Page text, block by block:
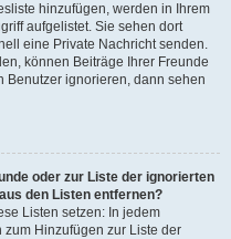
hinzufügen, werden in Ihrem
aufgelistet. Sie sehen dort
eine Private Nachricht senden.
können Beiträge Ihrer Freunde
Benutzer ignorieren, dann sehen
oder zur Liste der ignorierten
den Listen entfernen?
Listen setzen: In jedem
Hinzufügen zur Liste der